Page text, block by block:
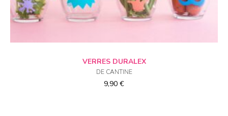
CHOIX DES OPTIONS
VERRES DURALEX
DE CANTINE
9,90 €